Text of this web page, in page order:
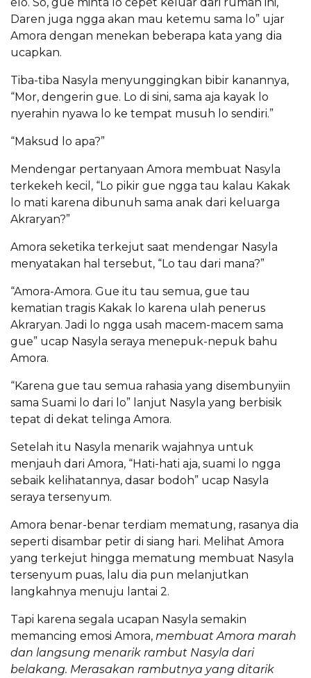
Daren juga ngga akan mau ketemu sama lo” ujar
Amora dengan menekan beberapa kata yang dia
ucapkan.
Tiba-tiba Nasyla menyunggingkan bibir kanannya,
“Mor, dengerin gue. Lo di sini, sama aja kayak lo
nyerahin nyawa lo ke tempat musuh lo sendiri.”
“Maksud lo apa?”
Mendengar pertanyaan Amora membuat Nasyla
terkekeh kecil, “Lo pikir gue ngga tau kalau Kakak
lo mati karena dibunuh sama anak dari keluarga
Akraryan?”
Amora seketika terkejut saat mendengar Nasyla
menyatakan hal tersebut, “Lo tau dari mana?”
“Amora-Amora. Gue itu tau semua, gue tau
kematian tragis Kakak lo karena ulah penerus
Akraryan. Jadi lo ngga usah macem-macem sama
gue” ucap Nasyla seraya menepuk-nepuk bahu
Amora.
“Karena gue tau semua rahasia yang disembunyiin
sama Suami lo dari lo” lanjut Nasyla yang berbisik
tepat di dekat telinga Amora.
Setelah itu Nasyla menarik wajahnya untuk
menjauh dari Amora, “Hati-hati aja, suami lo ngga
sebaik kelihatannya, dasar bodoh” ucap Nasyla
seraya tersenyum.
Amora benar-benar terdiam mematung, rasanya dia
seperti disambar petir di siang hari. Melihat Amora
yang terkejut hingga mematung membuat Nasyla
tersenyum puas, lalu dia pun melanjutkan
langkahnya menuju lantai 2.
Tapi karena segala ucapan Nasyla semakin
memancing emosi Amora, membuat Amora marah
dan langsung menarik rambut Nasyla dari
belakang. Merasakan rambutnya yang ditarik